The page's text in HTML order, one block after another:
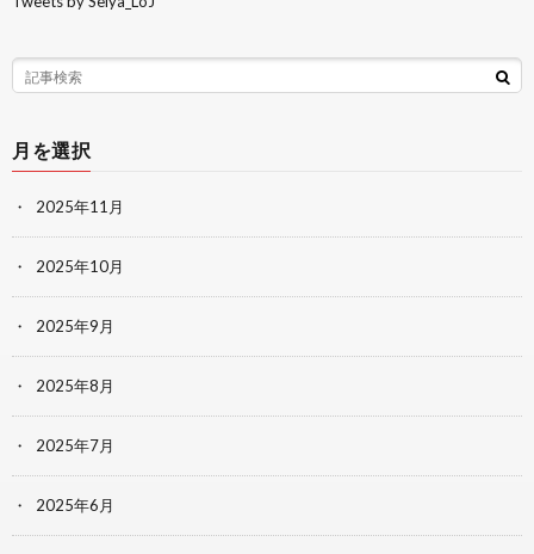
月を選択
2025年11月
2025年10月
2025年9月
2025年8月
2025年7月
2025年6月